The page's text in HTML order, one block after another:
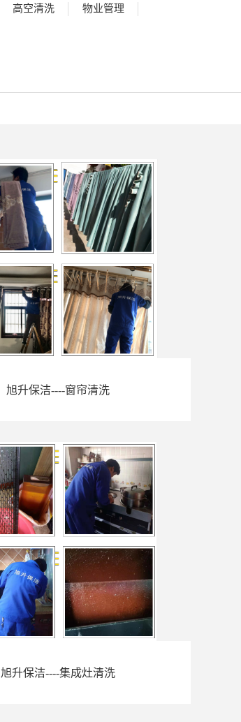
高空清洗 物业管理
旭升保洁----窗帘清洗
旭升保洁----集成灶清洗